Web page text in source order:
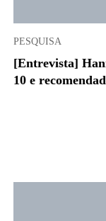
PESQUISA
[Entrevista]
10 e